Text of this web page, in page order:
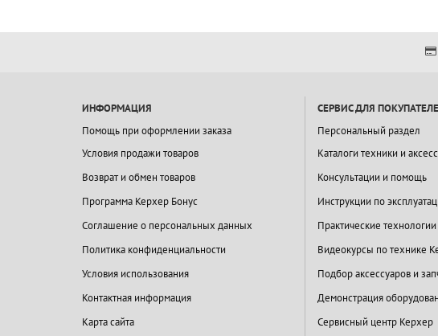
ИНФОРМАЦИЯ
Помощь при оформлении заказа
Условия продажи товаров
Возврат и обмен товаров
Программа Керхер Бонус
Соглашение о персональных данных
Политика конфиденциальности
Условия использования
Контактная информация
Карта сайта
СЕРВИС ДЛЯ
Персональный раздел
Каталоги техники и
Консультации и помощь
Инструкции по
Практические
Видеокурсы по технике
Подбор аксессуаров и
Демонстрация
Сервисный центр Керхер